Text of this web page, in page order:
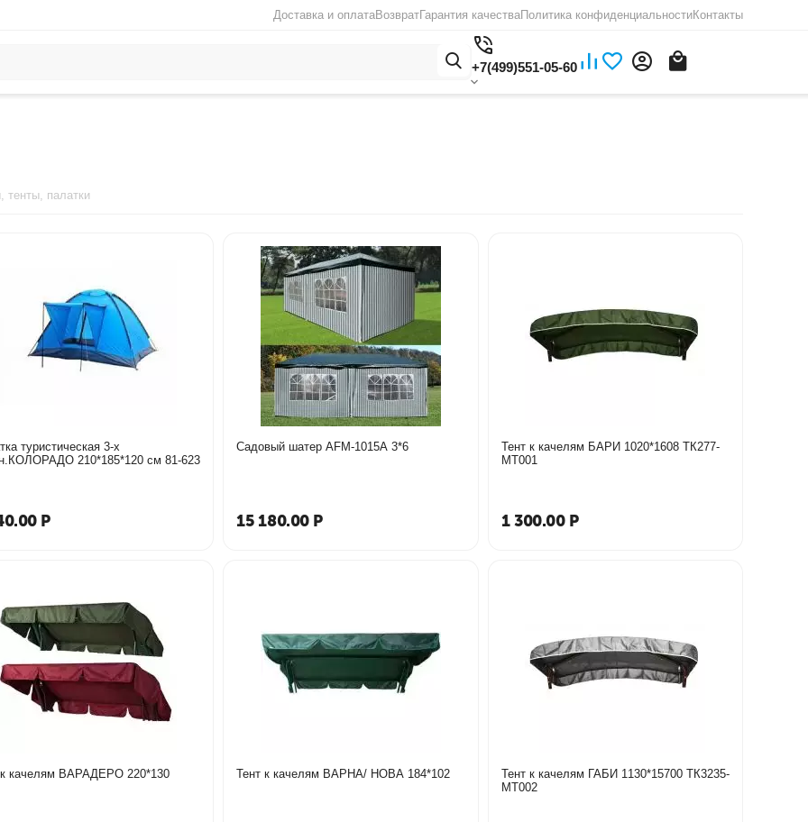
Доставка и оплатаВозвратГарантия качестваПолитика конфиденциальностиКонтакты
+7(499)551-05-60
тенты, палатки
туристическая 3-х
местн.КОЛОРАДО 210*185*120 см 81-623
Р
Садовый шатер AFM-1015A 3*6
15 180.00 Р
Тент к качелям БАРИ 1020*1608 ТК277-
МТ001
1 300.00 Р
Тент к качелям ВАРАДЕРО 220*130 Тент к качелям ВАРНА/ НОВА 184*102
Тент к качелям ГАБИ 1130*15700 ТК3235-
МТ002